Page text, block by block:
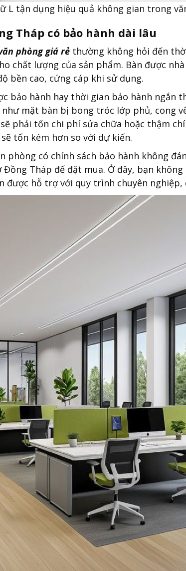
L tận dụng hiệu quả không gian trong
Tháp có bảo hành dài lâu
phòng giá rẻ thường không hỏi đến
chất lượng của sản phẩm. Bàn được
bền cao, cứng cáp khi sử dụng.
bảo hành hay thời gian bảo hành ngắn
mặt bàn bị bong tróc lớp phủ, cong
phải tốn chi phí sửa chữa hoặc thậm
tốn kém hơn so với dự kiến.
phòng có chính sách bảo hành không
Đồng Tháp để đặt mua. Ở đây, bạn
được hỗ trợ với quy trình chuyên nghiệp,